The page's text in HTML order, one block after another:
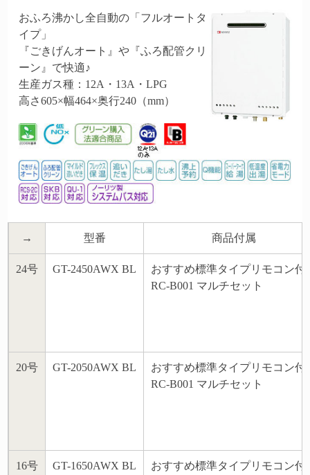
おふろ沸かし全自動の「フルオートタ
イプ」
『ごきげんオート』や『ふろ配管クリ
ーン』で快適♪
生産ガス種：12A・13A・LPG
高さ605×幅464×奥行240（mm）
→ 型番 商品付属
24号 GT-2450AWX BL
おすすめ標準タイプリモコン付
RC-B001 マルチセット
20号 GT-2050AWX BL
おすすめ標準タイプリモコン付
RC-B001 マルチセット
16号 GT-1650AWX BL
おすすめ標準タイプリモコン付